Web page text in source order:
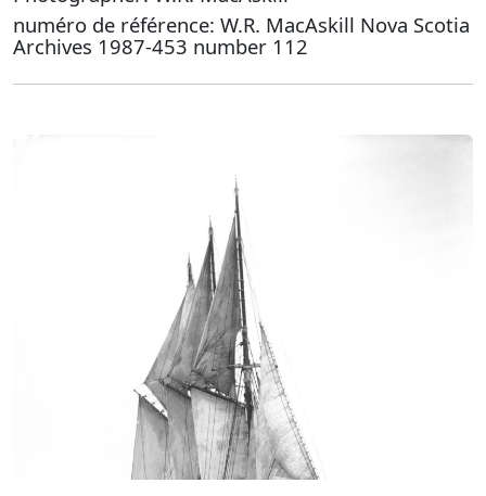
numéro de référence: W.R. MacAskill Nova Scotia
Archives 1987-453 number 112